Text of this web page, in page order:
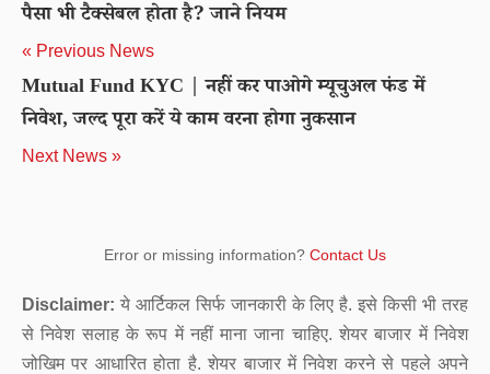
पैसा भी टैक्सेबल होता है? जाने नियम
« Previous News
Mutual Fund KYC | नहीं कर पाओगे म्यूचुअल फंड में
निवेश, जल्द पूरा करें ये काम वरना होगा नुकसान
Next News »
Error or missing information? Contact Us
Disclaimer: ये आर्टिकल सिर्फ जानकारी के लिए है. इसे किसी भी तरह
से निवेश सलाह के रूप में नहीं माना जाना चाहिए. शेयर बाजार में निवेश
जोखिम पर आधारित होता है. शेयर बाजार में निवेश करने से पहले अपने